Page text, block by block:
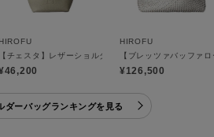
ッグ S 2WAY 本革（商品番号：P25-20020）
HIROFU
【チェスタ】レザーショルダーバッグ S 2WAY 本革
HIROFU
【ブレッツァバッファ
¥126,500
ダーバッグランキングを見る